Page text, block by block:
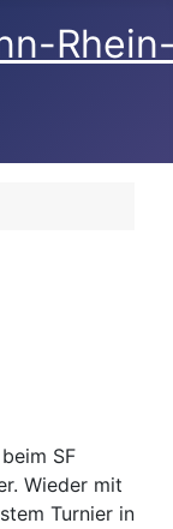
SF
Wieder mit
Turnier in